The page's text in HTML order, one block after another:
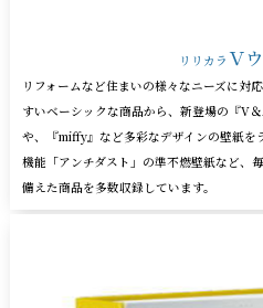
リリカラ Ｖ
リフォームなど住まいの様々なニーズに対
すいベーシックな商品から、新登場の『V
や、『miffy』など多彩なデザインの壁紙を
機能「アンチダスト」の準不燃壁紙など、
備えた商品を多数収録しています。